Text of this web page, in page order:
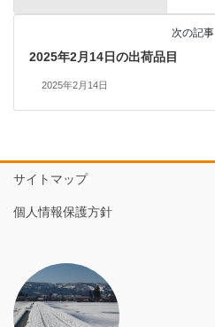
次の記事
2025年2月14日の出荷品目
2025年2月14日
サイトマップ
個人情報保護方針